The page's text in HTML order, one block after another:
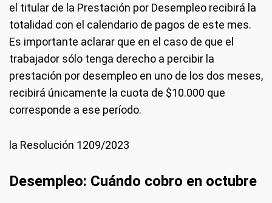
el titular de la Prestación por Desempleo recibirá la
totalidad con el calendario de pagos de este mes.
Es importante aclarar que en el caso de que el
trabajador sólo tenga derecho a percibir la
prestación por desempleo en uno de los dos meses,
recibirá únicamente la cuota de $10.000 que
corresponde a ese período.
la Resolución 1209/2023
Desempleo: Cuándo cobro en octubre